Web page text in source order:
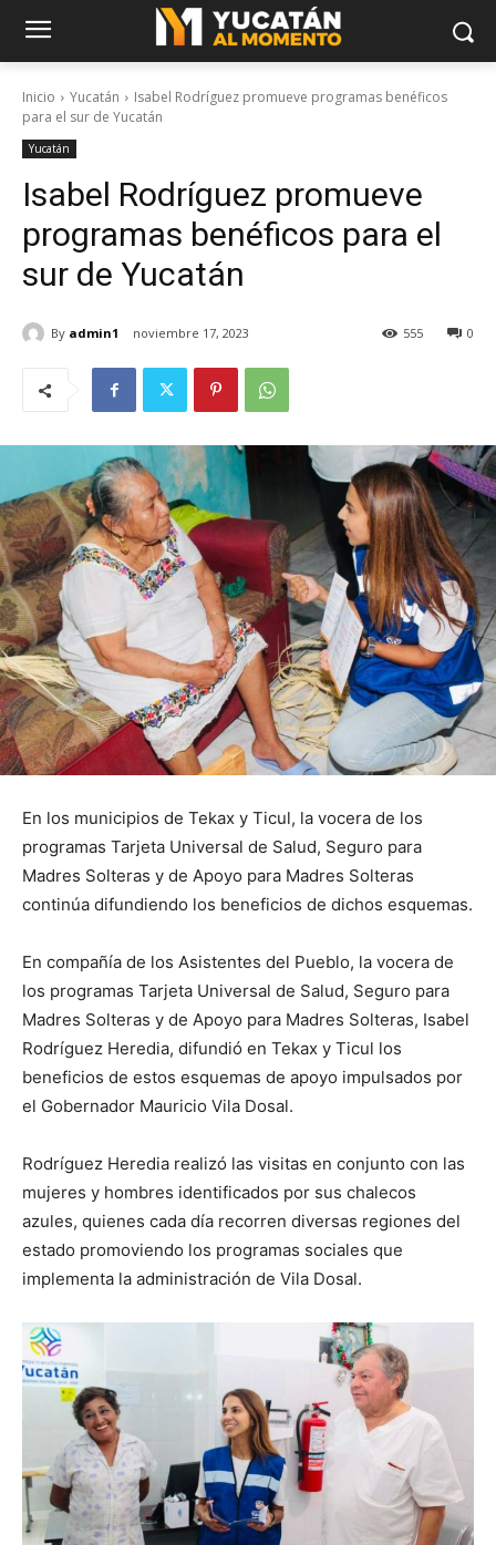
Inicio Yucatán
Isabel Rodríguez promueve programas benéficos
para el sur de Yucatán
Yucatán
Isabel Rodríguez promueve
programas benéficos para el
sur de Yucatán
By admin1 noviembre 17, 2023 0
555
En los municipios de Tekax y Ticul, la vocera de los
programas Tarjeta Universal de Salud, Seguro para
Madres Solteras y de Apoyo para Madres Solteras
continúa difundiendo los beneficios de dichos esquemas.
En compañía de los Asistentes del Pueblo, la vocera de
los programas Tarjeta Universal de Salud, Seguro para
Madres Solteras y de Apoyo para Madres Solteras, Isabel
Rodríguez Heredia, difundió en Tekax y Ticul los
beneficios de estos esquemas de apoyo impulsados por
el Gobernador Mauricio Vila Dosal.
Rodríguez Heredia realizó las visitas en conjunto con las
mujeres y hombres identificados por sus chalecos
azules, quienes cada día recorren diversas regiones del
estado promoviendo los programas sociales que
implementa la administración de Vila Dosal.